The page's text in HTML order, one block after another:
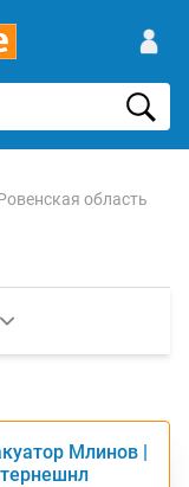
область
Млинов |